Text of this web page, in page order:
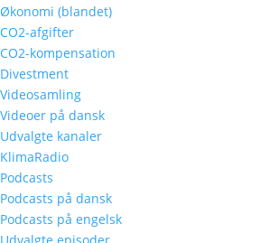
Økonomi (blandet)
CO2-afgifter
CO2-kompensation
Divestment
Videosamling
Videoer på dansk
Udvalgte kanaler
KlimaRadio
Podcasts
Podcasts på dansk
Podcasts på engelsk